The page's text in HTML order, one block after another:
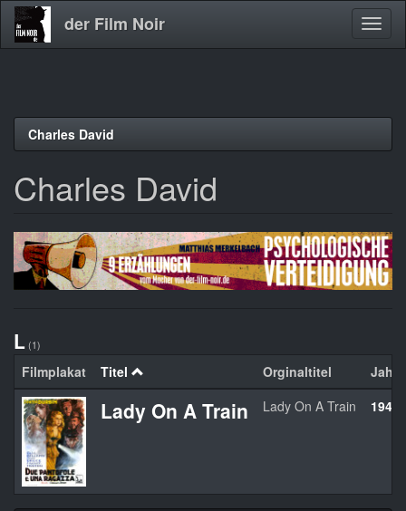
Direkt
der Film Noir
Charles David
Charles David
L (1)
Filmplakat Titel Orginaltitel Jahr
Lady On A Train Lady On A Train 1945